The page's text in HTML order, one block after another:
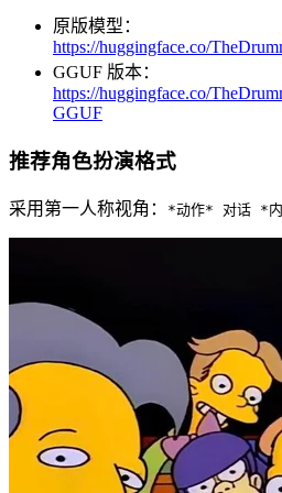
原版模型：
https://huggingface.co/
GGUF 版本：
https://huggingface.co/
GGUF
推荐角色扮演格式
采用第一人称视角： *动作* 对话 *